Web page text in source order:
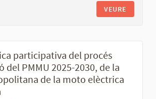
VEURE
participativa del procés
del PMMU 2025-2030, de la
de la moto elèctrica